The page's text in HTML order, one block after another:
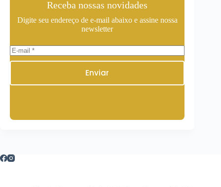
Receba nossas novidades
Digite seu endereço de e-mail abaixo e assine nossa
newsletter
Enviar